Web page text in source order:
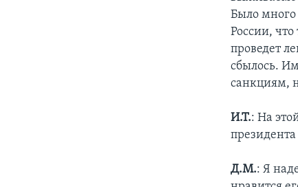
Было много
России,
проведет
сбылось.
санкциям,
И.Т.: На
Д.М.: Я